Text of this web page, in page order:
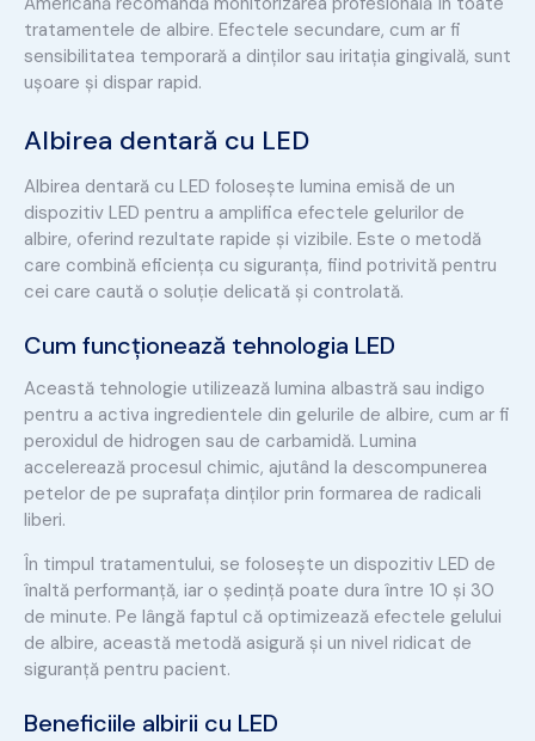
tratamentele de albire. Efectele secundare, cum ar fi
sensibilitatea temporară a dinților sau iritația gingivală, sunt
ușoare și dispar rapid.
Albirea dentară cu LED
Albirea dentară cu LED folosește lumina emisă de un
dispozitiv LED pentru a amplifica efectele gelurilor de
albire, oferind rezultate rapide și vizibile. Este o metodă
care combină eficiența cu siguranța, fiind potrivită pentru
cei care caută o soluție delicată și controlată.
Cum funcționează tehnologia LED
Această tehnologie utilizează lumina albastră sau indigo
pentru a activa ingredientele din gelurile de albire, cum ar fi
peroxidul de hidrogen sau de carbamidă. Lumina
accelerează procesul chimic, ajutând la descompunerea
petelor de pe suprafața dinților prin formarea de radicali
liberi.
În timpul tratamentului, se folosește un dispozitiv LED de
înaltă performanță, iar o ședință poate dura între 10 și 30
de minute. Pe lângă faptul că optimizează efectele gelului
de albire, această metodă asigură și un nivel ridicat de
siguranță pentru pacient.
Beneficiile albirii cu LED